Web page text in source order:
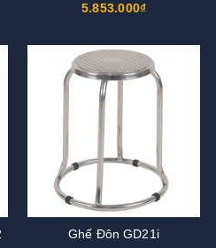
5.853.000₫
Ghế Đôn GD21i